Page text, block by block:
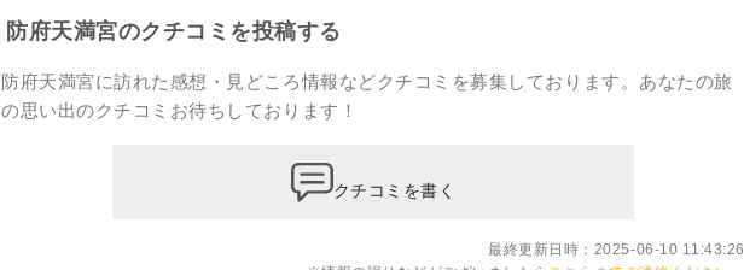
防府天満宮のクチコミを投稿する
防府天満宮に訪れた感想・見どころ情報などクチコミを募集しております。あなたの旅
の思い出のクチコミ お待ちしております！
クチコミを書く
最終更新日時：2025-06-10 11:43:26